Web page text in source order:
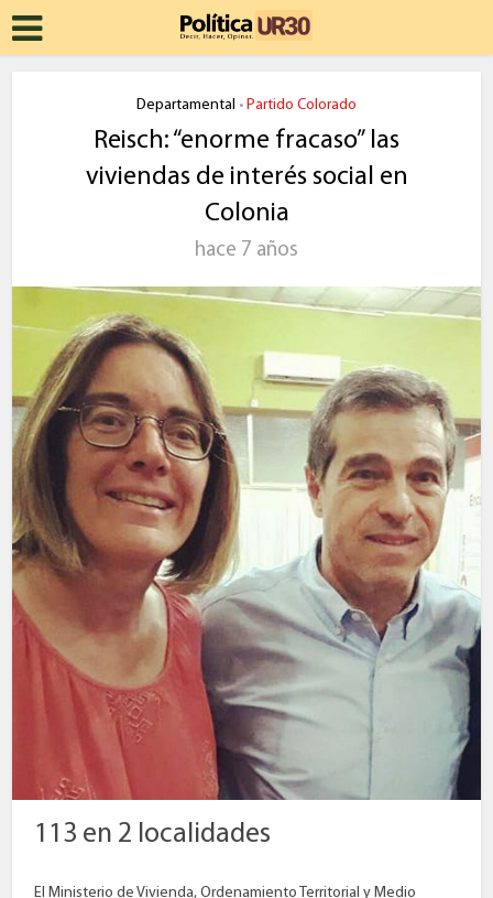
Departamental • Partido Colorado
Reisch: “enorme fracaso” las
viviendas de interés social en
Colonia
hace 7 años
113 en 2 localidades
El Ministerio de Vivienda, Ordenamiento Territorial y Medio